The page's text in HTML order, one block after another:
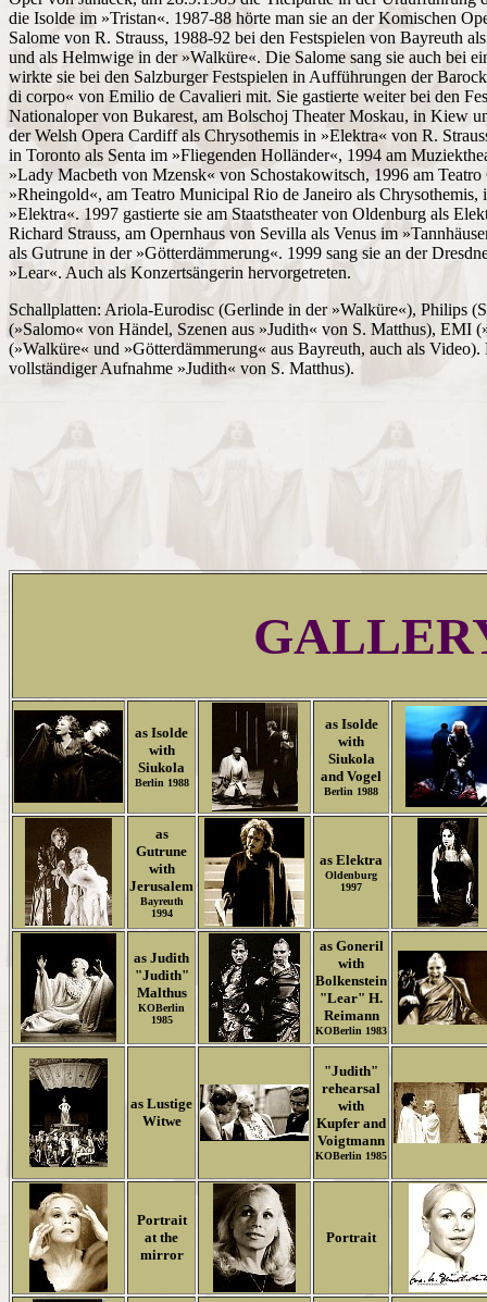
die Isolde im »Tristan«. 1987-88 hörte man sie an der Komischen
Salome von R. Strauss, 1988-92 bei den Festspielen von Bayreuth
und als Helmwige in der »Walküre«. Die Salome sang sie auch bei
wirkte sie bei den Salzburger Festspielen in Aufführungen der
di corpo« von Emilio de Cavalieri mit. Sie gastierte weiter bei den
Nationaloper von Bukarest, am Bolschoj Theater Moskau, in Kiew
der Welsh Opera Cardiff als Chrysothemis in »Elektra« von R.
in Toronto als Senta im »Fliegenden Holländer«, 1994 am
»Lady Macbeth von Mzensk« von Schostakowitsch, 1996 am
»Rheingold«, am Teatro Municipal Rio de Janeiro als
»Elektra«. 1997 gastierte sie am Staatstheater von Oldenburg als
Richard Strauss, am Opernhaus von Sevilla als Venus im
als Gutrune in der »Götterdämmerung«. 1999 sang sie an der
»Lear«. Auch als Konzertsängerin hervorgetreten.
Schallplatten: Ariola-Eurodisc (Gerlinde in der »Walküre«), Philips
(»Salomo« von Händel, Szenen aus »Judith« von S. Matthus), EMI
(»Walküre« und »Götterdämmerung« aus Bayreuth, auch als
vollständiger Aufnahme »Judith« von S. Matthus).
as Isolde
with
Siukola
Berlin 1988
as Isolde
with
Siukola
and Vogel
Berlin 1988
as
Gutrune
with
Jerusalem
Bayreuth
1994
as Elektra
Oldenburg
1997
as Judith
"Judith"
Malthus
KOBerlin
1985
as Goneril
with
Bolkenstein
"Lear" H.
Reimann
KOBerlin 1983
as Lustige
Witwe
"Judith"
rehearsal
with
Kupfer and
Voigtmann
KOBerlin 1985
Portrait
at the
mirror
Portrait